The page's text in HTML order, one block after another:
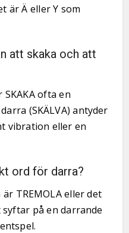
är Ä eller Y som
att skaka och att
ofta en
(SKÄLVA) antyder
vibration eller en
ord för darra?
TREMOLA eller det
syftar på en darrande